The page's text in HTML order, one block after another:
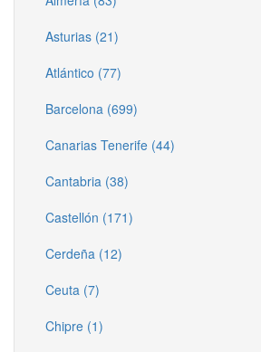
Asturias (21)
Atlántico (77)
Barcelona (699)
Canarias Tenerife (44)
Cantabria (38)
Castellón (171)
Cerdeña (12)
Ceuta (7)
Chipre (1)